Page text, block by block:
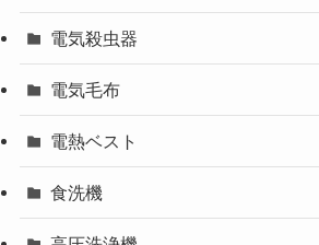
電気殺虫器
電気毛布
電熱ベスト
食洗機